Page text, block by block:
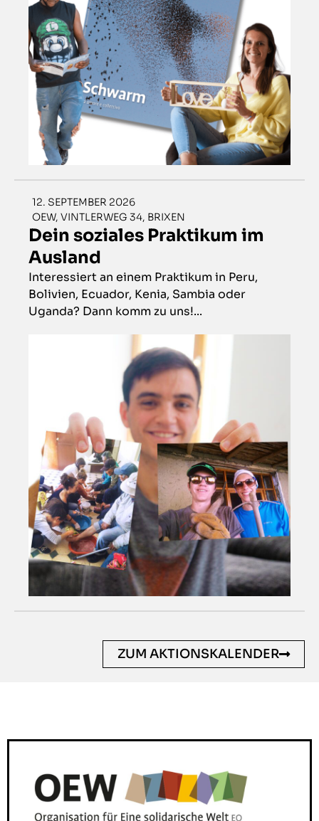
12. SEPTEMBER 2026
OEW, VINTLERWEG 34, BRIXEN
Dein soziales Praktikum im
Ausland
Interessiert an einem Praktikum in Peru,
Bolivien, Ecuador, Kenia, Sambia oder
Uganda? Dann komm zu uns!...
ZUM AKTIONSKALENDER